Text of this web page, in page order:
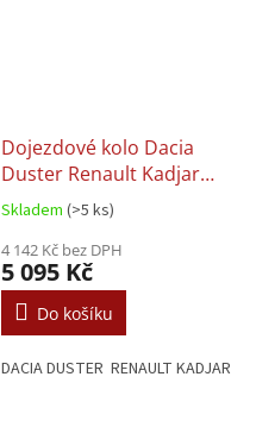
Dojezdové kolo Dacia
Duster Renault Kadjar
R17 5x114,3 + sada
Skladem (>5 ks)
4 142 Kč bez DPH
5 095 Kč
Do košíku
DACIA DUSTER RENAULT KADJAR